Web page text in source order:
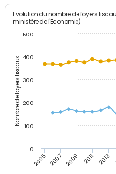
Nombre de foyers fiscaux
Evolution du nombre de foyers
ministère de l'Economie)
2005 2007 2009 2011 2013
0
100
200
300
400
500